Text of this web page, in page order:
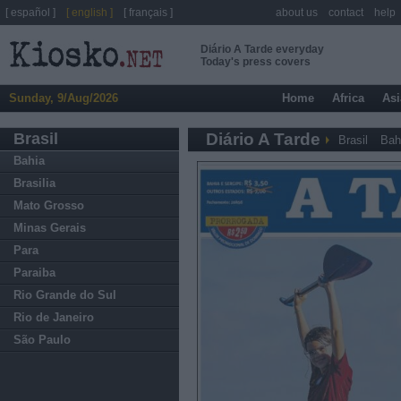
Diário A Tarde everyday
Today's press covers
Sunday, 9/Aug/2026 Home Africa
Brasil
Bahia
Brasilia
Mato Grosso
Minas Gerais
Para
Paraiba
Rio Grande do Sul
Rio de Janeiro
São Paulo
Diário A Tarde Brasil
[ español ] [ english ] [ français ] about us contact help